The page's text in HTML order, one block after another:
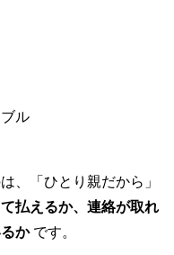
ル
、「ひとり親だから」
払えるか、連絡が取れ
かです。